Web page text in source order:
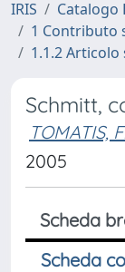
IRIS
Catalogo
1 Contributo
1.1.2 Articolo
Schmitt,
TOMATIS,
2005
Scheda
Scheda